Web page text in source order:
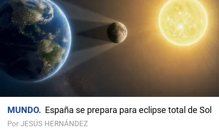
MUNDO España se prepara para eclipse total de Sol
Por JESÚS HERNÁNDEZ